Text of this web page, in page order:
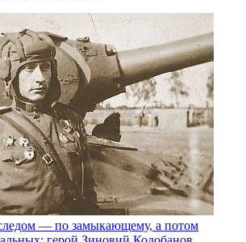
— по замыкающему, а потом